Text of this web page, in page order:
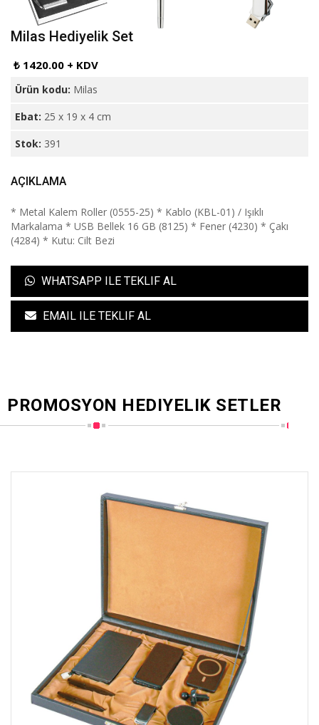
Milas Hediyelik Set
₺ 1420.00 + KDV
Ürün kodu: Milas
Ebat: 25 x 19 x 4 cm
Stok: 391
AÇIKLAMA
* Metal Kalem Roller (0555-25) * Kablo (KBL-01) / Işıklı
Markalama * USB Bellek 16 GB (8125) * Fener (4230) * Çakı
(4284) * Kutu: Cilt Bezi
WHATSAPP ILE TEKLIF AL
EMAIL ILE TEKLIF AL
PROMOSYON HEDIYELIK SETLER